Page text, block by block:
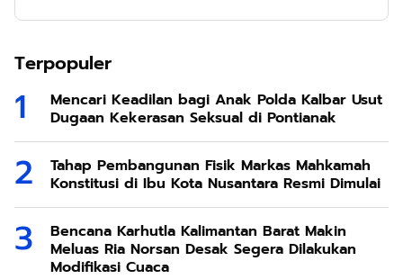
Terpopuler
Mencari Keadilan bagi Anak Polda Kalbar Usut
Dugaan Kekerasan Seksual di Pontianak
Tahap Pembangunan Fisik Markas Mahkamah
Konstitusi di Ibu Kota Nusantara Resmi Dimulai
Bencana Karhutla Kalimantan Barat Makin
Meluas Ria Norsan Desak Segera Dilakukan
Modifikasi Cuaca